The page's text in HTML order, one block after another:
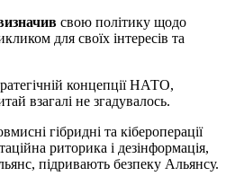
свою політику щодо
для своїх інтересів та
концепції НАТО,
взагалі не згадувалось.
гібридні та кібероперації
риторика і дезінформація,
підривають безпеку Альянсу.